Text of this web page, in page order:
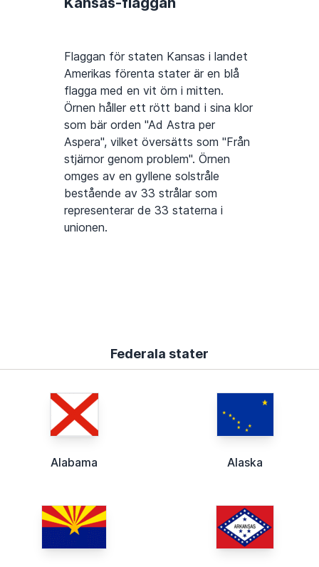
Flaggan för staten Kansas i landet
Amerikas förenta stater är en blå
flagga med en vit örn i mitten.
Örnen håller ett rött band i sina klor
som bär orden "Ad Astra per
Aspera", vilket översätts som "Från
stjärnor genom problem". Örnen
omges av en gyllene solstråle
bestående av 33 strålar som
representerar de 33 staterna i
unionen.
Federala stater
Alabama Alaska